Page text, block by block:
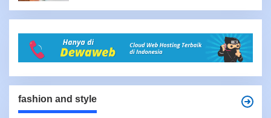
fashion and style